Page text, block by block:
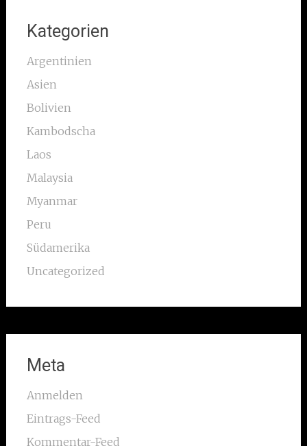
Kategorien
Argentinien
Asien
Bolivien
Kambodscha
Laos
Malaysia
Myanmar
Peru
Südamerika
Uncategorized
Meta
Anmelden
Eintrags-Feed
Kommentar-Feed